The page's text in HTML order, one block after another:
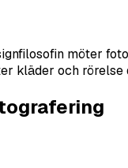
möter
kläder och